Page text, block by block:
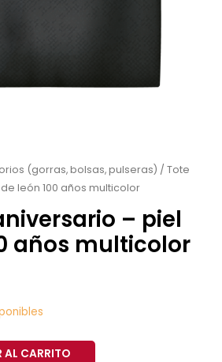
(gorras, bolsas, pulseras) / Tote
león 100 años multicolor
– piel
años multicolor
AL CARRITO